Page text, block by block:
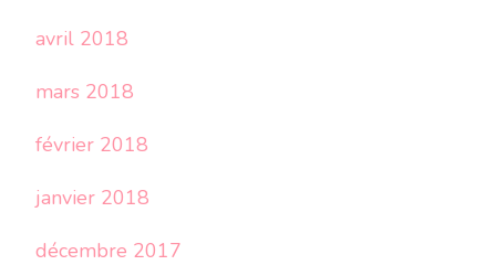
avril 2018
mars 2018
février 2018
janvier 2018
décembre 2017